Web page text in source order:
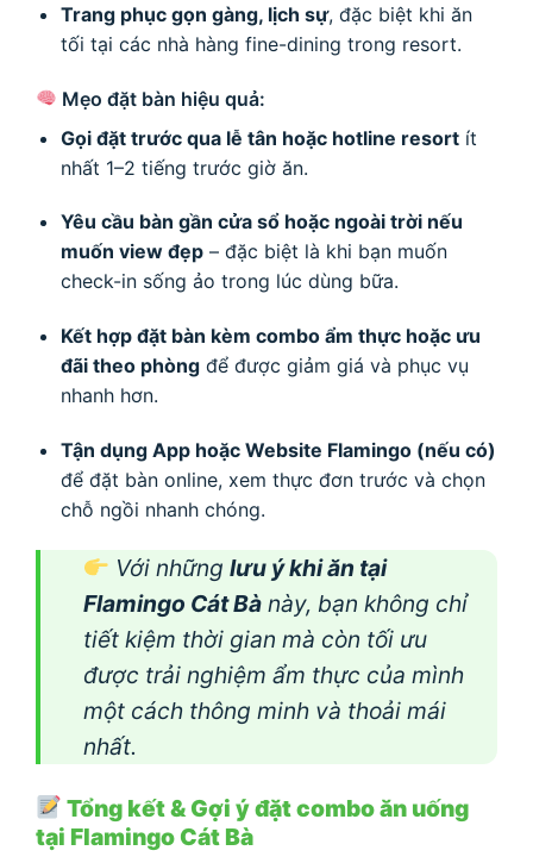
Trang phục gọn gàng, lịch sự, đặc biệt khi ăn
tối tại các nhà hàng fine-dining trong resort.
Mẹo đặt bàn hiệu quả:
Gọi đặt trước qua lễ tân hoặc hotline resortít
nhất 1–2 tiếng trước giờ ăn.
Yêu cầu bàn gần cửa sổ hoặc ngoài trời nếu
muốn view đẹp– đặc biệt là khi bạn muốn
check-in sống ảo trong lúc dùng bữa.
Kết hợp đặt bàn kèm combo ẩm thực hoặc ưu
đãi theo phòngđể được giảm giá và phục vụ
nhanh hơn.
Tận dụng App hoặc Website Flamingo (nếu có)
để đặt bàn online, xem thực đơn trước và chọn
chỗ ngồi nhanh chóng.
Với những lưu ý khi ăn tại
Flamingo Cát Bà này, bạn không chỉ
tiết kiệm thời gian mà còn tối ưu
được trải nghiệm ẩm thực của mình
một cách thông minh và thoải mái
nhất.
Tổng kết & Gợi ý đặt combo ăn uống
tại Flamingo Cát Bà